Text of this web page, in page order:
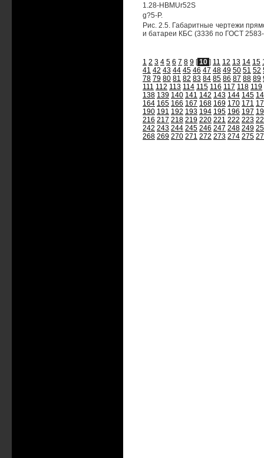
1.28-HBMUr52S
g?5-P.
Рис. 2.5. Габаритные чертежи
и батареи КБС (3336 по ГОСТ
1 2 3 4 5 6 7 8 9 [ 10 ] 11 12 13 14 15
41 42 43 44 45 46 47 48 49 50 51 52
78 79 80 81 82 83 84 85 86 87 88 89
111 112 113 114 115 116 117 118 119
138 139 140 141 142 143 144 145
164 165 166 167 168 169 170 171
190 191 192 193 194 195 196 197
216 217 218 219 220 221 222 223
242 243 244 245 246 247 248 249
268 269 270 271 272 273 274 275